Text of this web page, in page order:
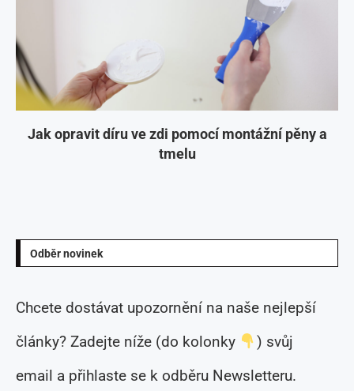
Jak opravit díru ve zdi pomocí montážní pěny a
tmelu
Odběr novinek
Chcete dostávat upozornění na naše nejlepší
články? Zadejte níže (do kolonky
) svůj
email a přihlaste se k odběru Newsletteru.